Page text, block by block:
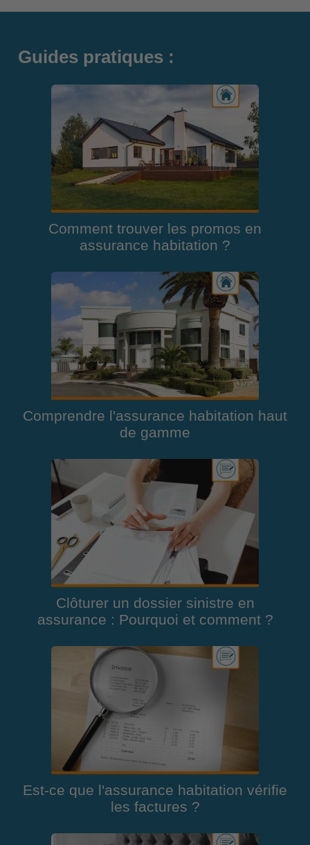
Guides pratiques :
Comment trouver les promos en
assurance habitation ?
Comprendre l'assurance habitation haut
de gamme
Clôturer un dossier sinistre en
assurance : Pourquoi et comment ?
Est-ce que l'assurance habitation vérifie
les factures ?